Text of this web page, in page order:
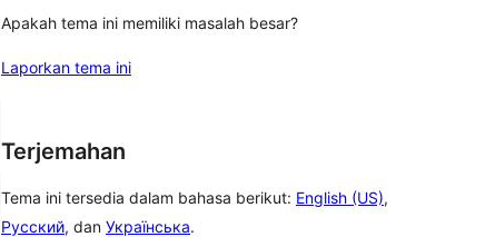
Apakah tema ini memiliki masalah besar?
Laporkan tema ini
Terjemahan
Tema ini tersedia dalam bahasa berikut: English (US),
Русский, dan Українська.